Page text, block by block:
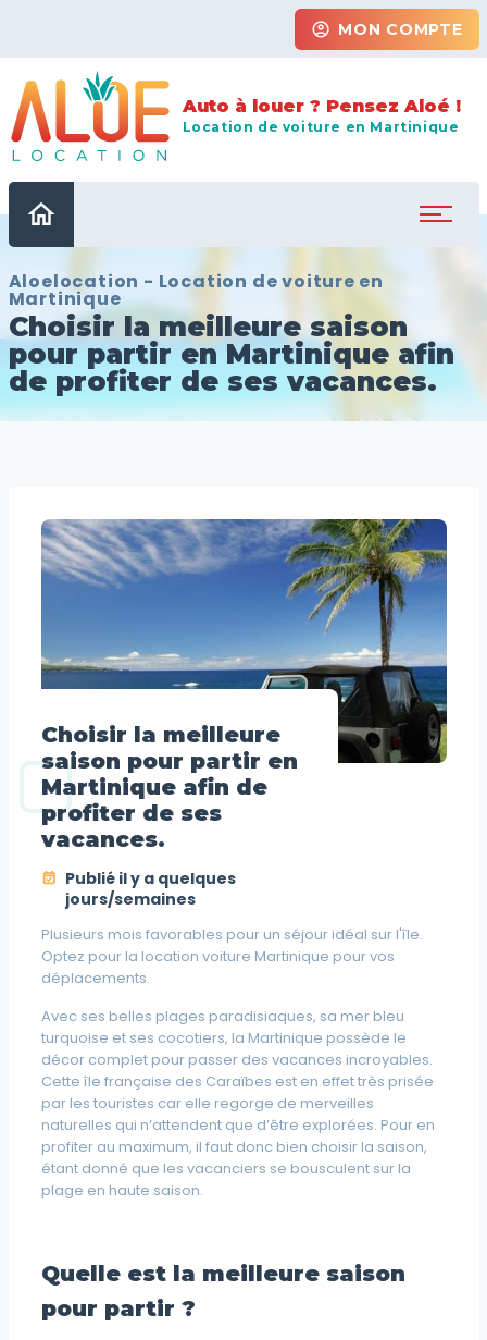
account_circle MON COMPTE
Auto à louer ? Pensez Aloé !
Location de voiture en Martinique
home
Aloelocation - Location de voiture en
Martinique
Choisir la meilleure saison
pour partir en Martinique afin
de profiter de ses vacances.
Choisir la meilleure
saison pour partir en
Martinique afin de
profiter de ses
vacances.
Publié il y a quelques
jours/semaines
Plusieurs mois favorables pour un séjour idéal sur l'île.
Optez pour la location voiture Martinique pour vos
déplacements.
Avec ses belles plages paradisiaques, sa mer bleu
turquoise et ses cocotiers, la Martinique possède le
décor complet pour passer des vacances incroyables.
Cette île française des Caraïbes est en effet très prisée
par les touristes car elle regorge de merveilles
naturelles qui n’attendent que d’être explorées. Pour en
profiter au maximum, il faut donc bien choisir la saison,
étant donné que les vacanciers se bousculent sur la
plage en haute saison.
Quelle est la meilleure saison
pour partir ?